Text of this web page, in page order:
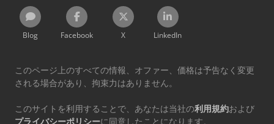
Blog Facebook X LinkedIn
このページ上のすべての情報、オファー、価格は予告なく変更
される場合があり、拘束力はありません。
このサイトを利用することで、あなたは当社の利用規約および
プライバシーポリシーに同意したことになります。